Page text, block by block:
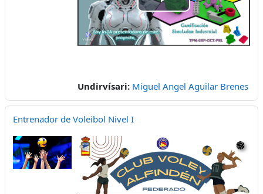
Play
Video
Undirvísari: Miguel Angel Aguilar Brenes
Entrenador de Voleibol Nivel I